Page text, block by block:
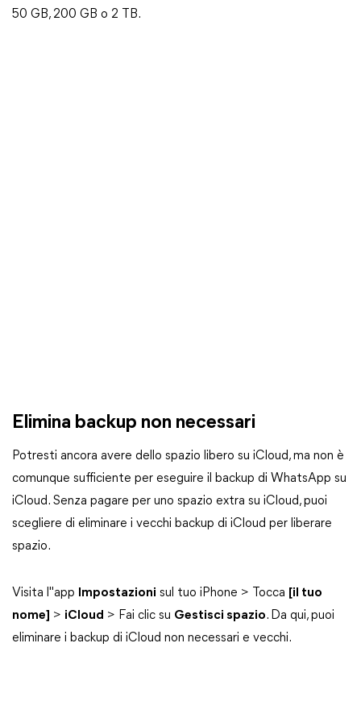
50 GB, 200 GB o 2 TB.
Elimina backup non necessari
Potresti ancora avere dello spazio libero su iCloud, ma non è
comunque sufficiente per eseguire il backup di WhatsApp su
iCloud. Senza pagare per uno spazio extra su iCloud, puoi
scegliere di eliminare i vecchi backup di iCloud per liberare
spazio.
Visita l"app Impostazioni sul tuo iPhone > Tocca [il tuo
nome] > iCloud > Fai clic su Gestisci spazio. Da qui, puoi
eliminare i backup di iCloud non necessari e vecchi.